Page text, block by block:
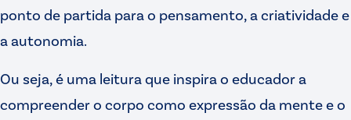
ponto de partida para o pensamento, a criatividade e
a autonomia.
Ou seja, é uma leitura que inspira o educador a
compreender o corpo como expressão da mente e o